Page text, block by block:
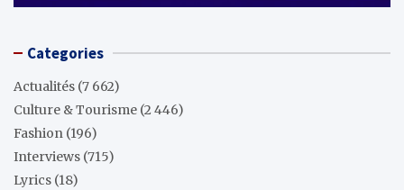
Categories
Actualités (7 662)
Culture & Tourisme (2 446)
Fashion (196)
Interviews (715)
Lyrics (18)